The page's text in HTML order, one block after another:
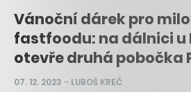
Vánoční dárek pro
fastfoodu: na dálnici u
otevře druhá pobočka
07. 12. 2023 – LUBOŠ KREČ